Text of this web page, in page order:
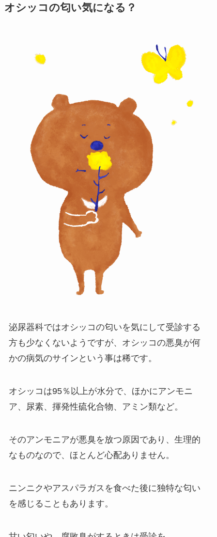
オシッコの匂い気になる？
泌尿器科ではオシッコの匂いを気にして受診する
方も少なくないようですが、オシッコの悪臭が何
かの病気のサインという事は稀です。
オシッコは95％以上が水分で、ほかにアンモニ
ア、尿素、揮発性硫化合物、アミン類など。
そのアンモニアが悪臭を放つ原因であり、生理的
なものなので、ほとんど心配ありません。
ニンニクやアスパラガスを食べた後に独特な匂い
を感じることもあります。